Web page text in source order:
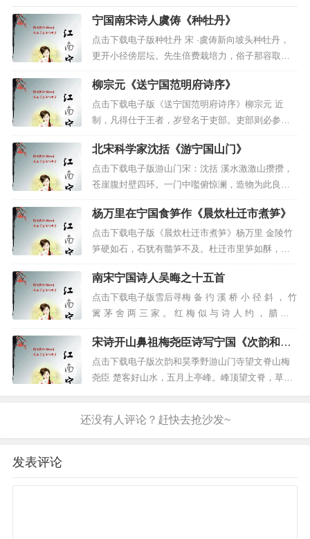
图，一切都显得那么真实。我仿佛能听到当
年指挥员们紧张讨论的声音，能感受到他们
为了民族解放而燃烧的激情。这里，是新四
军的灵魂所在，是他们智慧和勇气的发源
地。看到了皖南事变的历史介绍。我义愤填
膺。立即填写了一首词：
《一丛花·参观泾县新四军军部旧址》
新军①抗日显雄威，忽地炸惊雷。
操戈一室煎何急？鬼神泣，尸骨成堆。
故垒垣碑，烽烟过后，血色染旌帷。
几经苦战转安危，岂忘此伤悲。
江南一叶周公②问，冤魂曲，壮士何
归？
先烈虽逝，剑影犹在，祭奠举金杯！
注：①新军，指新四军。
2.②周公，指周恩来。1941年1月7日,北
移的新四军部队九千余人在皖南泾县茂林地
昼夜,弹尽粮绝。除千余人突围外,大部分壮烈
就是震惊中外的“皖南事变”。周恩来在《新
华日报》发表题词“千古奇冤江南一叶，同室
宁国南宋诗人虞俦《种牡丹》
点击下载电子版种牡丹 宋 ·虞俦新向坡头种牡丹，
更开小径傍层坛。先生倍费栽培力，俗子那容取次
看。应有司花来守护，更须插槿与遮栏。何时一醉
酬心赏，屈指春风半岁宽。 虞俦，生卒年月不
详，字寿老，宁国(今属安徽）人。南宋政治家，文
学家。隆兴初进人太学，中进士。曾任绩溪县...
柳宗元《送宁国范明府诗序》
点击下载电子版《送宁国范明府诗序》柳宗元 近
制，凡得仕于王者，岁登名于吏部。吏部则必参其
等列，分而合之，率三十人以为曹，谓之甲。名书
为三，其一藏之有司，其二藏之中书及门下。每大
选置大考绩，必关决会验而视其成。有不合者，下
有司罢去甚众。由是吏得为奸以立威，贼知以弄
权，诡窃窜易，而莫示其实。必...
北宋科学家沈括《游宁国山门》
点击下载电子版游山门宋：沈括 溪水激激山攒攒，
苍崖腹封壁四环。一门中嚂俯惊澜，造物为此良有
源。坡颠窍塞沦九渊，吐吞龙螭殆非然。又疑猛将
血战还，斩此欲守规为门。至今惨恻风夜寒，杀气
袭水为屈盘。山重地僻道路偏，此境安得与祸连。
反复不得意所安，将必有理愧莫原。山川幽深适素
尚，辙蹂万坚穷跻骞。生平...
杨万里在宁国食笋作《晨炊杜迁市煮笋》
点击下载电子版《晨炊杜迁市煮笋》杨万里 金陵竹
笋硬如石，石犹有髓笋不及。杜迁市里笋如酥，笋
味清绝酥不妇。带雨斫来和箨煮，中含柘浆杂甘
露。可齑可脍最可羹，绕齿蔌蔌冰雪声。不须咒笋
早成竹，顿顿食笋莫食肉。 杨万里，南宋著名诗
人，曾到宁国县延福乡杜迁市(今名港口镇)，宿杜迁
市。早餐食笋...
南宋宁国诗人吴晦之十五首
点击下载电子版雪后寻梅 备 彴 溪 桥 小 径 斜 ， 竹
篱 茅 舍 两 三 家 。 红 梅 似 与 诗 人 约 ， 腊 雪
初 消 始 看 花 。 忆江湖旧游 水 满 汀 洲 白 鹭
双 ， 荐 花 飞 雪 扑 船 窗 。 归...
宋诗开山鼻祖梅尧臣诗写宁国《次韵和昊
季野游山门寺望文脊山》
点击下载电子版次韵和昊季野游山门寺望文脊山梅
尧臣 楚客好山水，五月上亭峰。峰顶望文脊，草树
编著的《读史方舆纪要》中"宁国...
发表评论